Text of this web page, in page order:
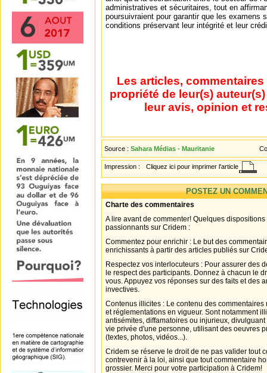
administratives et sécuritaires, tout en
poursuivraient pour garantir que les examens
conditions préservant leur intégrité et leur
Les articles,
propriété de leur(s)
leur avis, opinion et
Source : Sahara Médias - Mauritanie
Impression : Cliquez ici pour imprimer l'article
POSTEZ UN
Charte des commentaires
A lire avant de commenter! Quelques
passionnants sur Cridem :
Commentez pour enrichir : Le but des
enrichissants à partir des articles publiés sur
Respectez vos interlocuteurs : Pour assurer des
le respect des participants. Donnez à chacun le
vous. Appuyez vos réponses sur des faits et des
invectives.
Contenus illicites : Le contenu des
et réglementations en vigueur. Sont notamment
antisémites, diffamatoires ou injurieux,
vie privée d'une personne, utilisant des oeuvres
(textes, photos, vidéos...).
Cridem se réserve le droit de ne pas valider tout
contrevenir à la loi, ainsi que tout commentaire
grossier. Merci pour votre participation à Cridem!